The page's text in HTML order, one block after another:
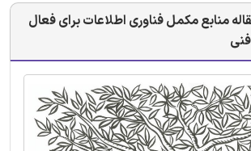
منابع مکمل فناوری اطلاعات برای فعال